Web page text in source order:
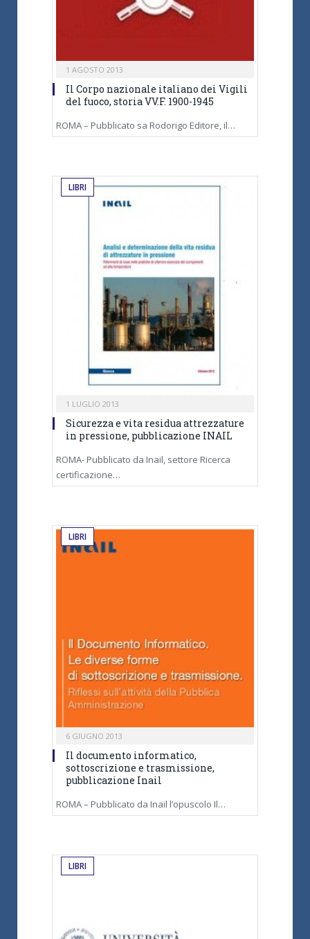
1 AGOSTO 2013
Il Corpo nazionale italiano dei Vigili
del fuoco, storia VV.F. 1900-1945
ROMA – Pubblicato sa Rodorigo Editore, il…
LIBRI
1 LUGLIO 2013
Sicurezza e vita residua attrezzature
in pressione, pubblicazione INAIL
ROMA- Pubblicato da Inail, settore Ricerca
certificazione…
LIBRI
6 GIUGNO 2013
Il documento informatico,
sottoscrizione e trasmissione,
pubblicazione Inail
ROMA – Pubblicato da Inail l’opuscolo Il…
LIBRI